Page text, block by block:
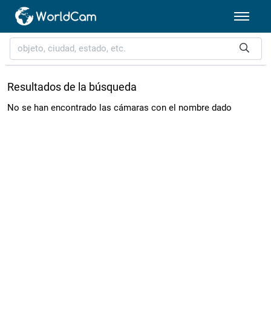
Resultados de la búsqueda
No se han encontrado las cámaras con el nombre dado